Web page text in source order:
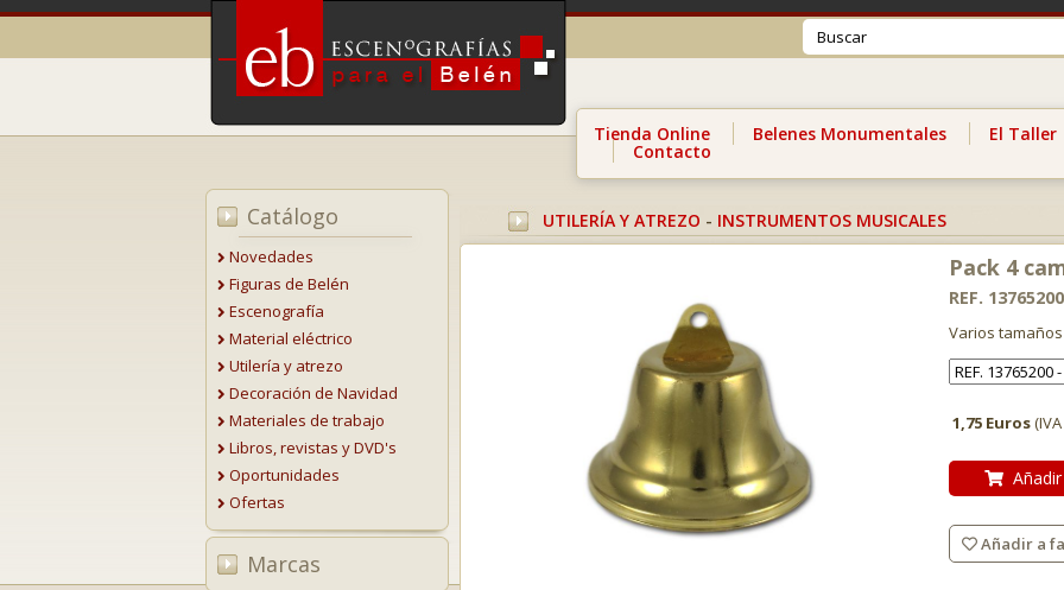
Tienda Online Belenes Monumentales El Taller
Contacto
Catálogo
Novedades
Figuras de Belén
Escenografía
Material eléctrico
Utilería y atrezo
Decoración de Navidad
Materiales de trabajo
Libros, revistas y DVD's
Oportunidades
Ofertas
Marcas
UTILERÍA Y ATREZO - INSTRUMENTOS MUSICALES
Pack 4
REF.
Varios tamaños
1,75 Euros
Añadir a